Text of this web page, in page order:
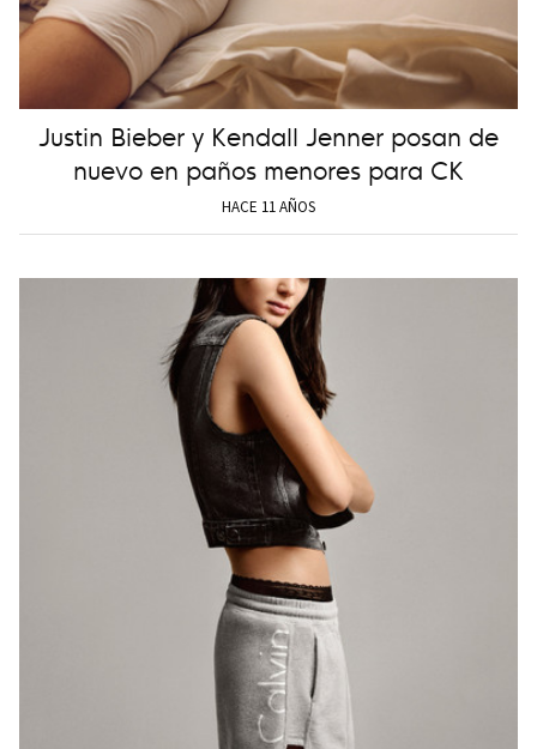
Justin Bieber y Kendall Jenner posan de
nuevo en paños menores para CK
HACE 11 AÑOS